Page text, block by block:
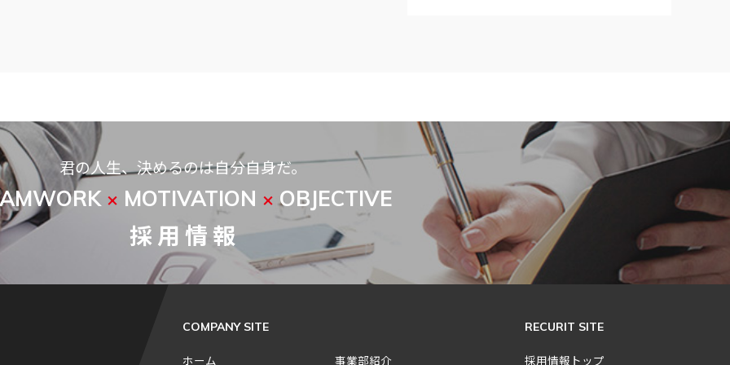
君の人生、決めるのは自分自身だ。
× MOTIVATION × OBJECTIVE
採 用 情 報
COMPANY SITE
ホーム 事業部紹介
RECURIT SITE
採用情報トップ